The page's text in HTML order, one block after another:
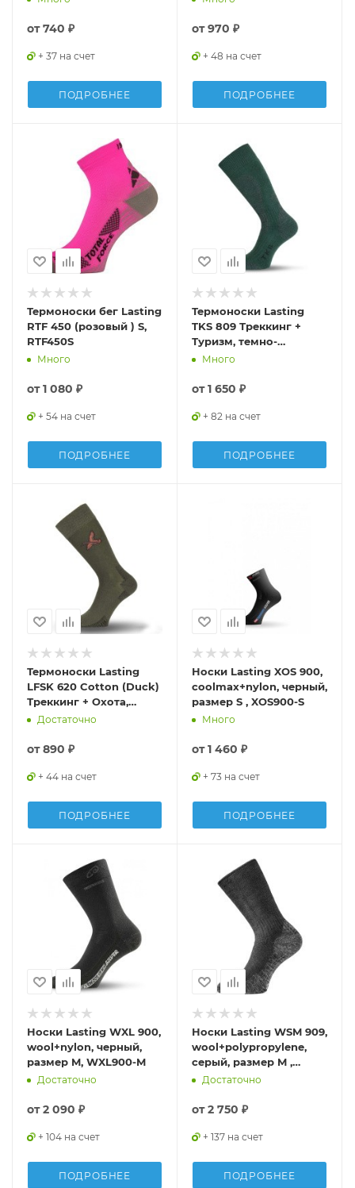
от740 ₽
+ 37 на счет
ПОДРОБНЕЕ
от970 ₽
+ 48 на счет
ПОДРОБНЕЕ
Термоноски бег Lasting
RTF 450 (розовый ) S,
RTF450S
Много
от1 080 ₽
+ 54 на счет
ПОДРОБНЕЕ
Термоноски Lasting
TKS 809 Треккинг +
Туризм, темно-
зеленый, размер S ,
Много
от1 650 ₽
+ 82 на счет
ПОДРОБНЕЕ
Термоноски Lasting
LFSK 620 Cotton (Duck)
Треккинг + Охота,
зеленый с рисунком,
Достаточно
от890 ₽
+ 44 на счет
ПОДРОБНЕЕ
Носки Lasting XOS 900,
coolmax+nylon, черный,
размер S , XOS900-S
Много
от1 460 ₽
+ 73 на счет
ПОДРОБНЕЕ
Носки Lasting WXL 900,
wool+nylon, черный,
размер M, WXL900-M
Достаточно
от2 090 ₽
+ 104 на счет
ПОДРОБНЕЕ
Носки Lasting WSM 909,
wool+polypropylene,
серый, размер M ,
WSM909-M
Достаточно
от2 750 ₽
+ 137 на счет
ПОДРОБНЕЕ